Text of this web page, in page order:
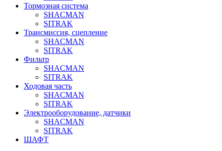
Тормозная система
SHACMAN
SITRAK
Трансмиссия, сцепление
SHACMAN
SITRAK
Фильтр
SHACMAN
SITRAK
Ходовая часть
SHACMAN
SITRAK
Электрооборудование, датчики
SHACMAN
SITRAK
ШАФТ